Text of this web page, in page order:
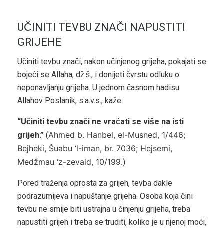
UČINITI TEVBU ZNAČI NAPUSTITI
GRIJEHE
Učiniti tevbu znači, nakon učinjenog grijeha, pokajati se
bojeći se Allaha, dž.š., i donijeti čvrstu odluku o
neponavljanju grijeha. U jednom časnom hadisu
Allahov Poslanik, s.a.v.s., kaže:
“Učiniti tevbu znači ne vraćati se više na isti
grijeh.” (Ahmed b. Hanbel, el-Musned, 1/446;
Bejheki, Šuabu ‘l-iman, br. 7036; Hejsemi,
Medžmau ‘z-zevaid, 10/199.)
Pored traženja oprosta za grijeh, tevba dakle
podrazumijeva i napuštanje grijeha. Osoba koja čini
tevbu ne smije biti ustrajna u činjenju grijeha, treba
napustiti grijeh i treba se truditi, koliko je u njenoj moći,